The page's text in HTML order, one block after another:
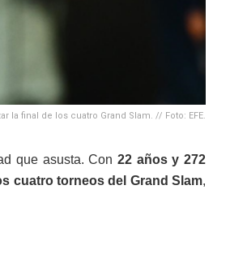
la final de los cuatro Grand Slam. // Foto: EFE.
que asusta. Con22 años y 272
cuatro torneos del Grand Slam,